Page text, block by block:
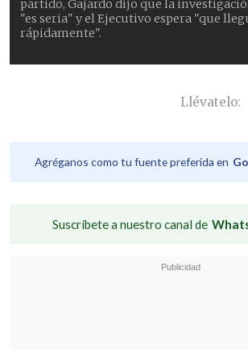
partido, Gajardo dijo que la
"es seria" y el Ejecutivo espera "que
rápidamente".
Llévatelo:
Agréganos como tu fuente preferida en
Suscríbete a nuestro canal de